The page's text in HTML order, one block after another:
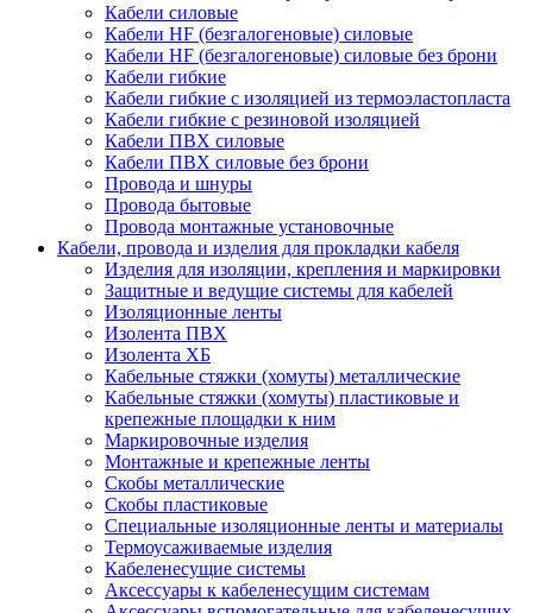
Кабели силовые
Кабели HF (безгалогеновые) силовые
Кабели HF (безгалогеновые) силовые без брони
Кабели гибкие
Кабели гибкие с изоляцией из термоэластопласта
Кабели гибкие с резиновой изоляцией
Кабели ПВХ силовые
Кабели ПВХ силовые без брони
Провода и шнуры
Провода бытовые
Провода монтажные установочные
Кабели, провода и изделия для прокладки кабеля
Изделия для изоляции, крепления и маркировки
Защитные и ведущие системы для кабелей
Изоляционные ленты
Изолента ПВХ
Изолента ХБ
Кабельные стяжки (хомуты) металлические
Кабельные стяжки (хомуты) пластиковые и
крепежные площадки к ним
Маркировочные изделия
Монтажные и крепежные ленты
Скобы металлические
Скобы пластиковые
Специальные изоляционные ленты и материалы
Термоусаживаемые изделия
Кабеленесущие системы
Аксессуары к кабеленесущим системам